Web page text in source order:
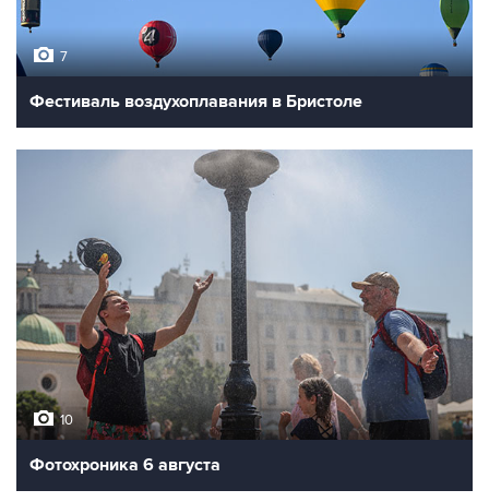
7
Фестиваль воздухоплавания в Бристоле
10
Фотохроника 6 августа